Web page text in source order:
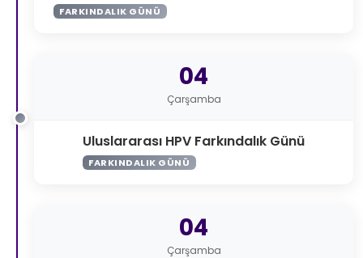
FARKINDALIK GÜNÜ
04
Çarşamba
Uluslararası HPV Farkındalık Günü
FARKINDALIK GÜNÜ
04
Çarşamba